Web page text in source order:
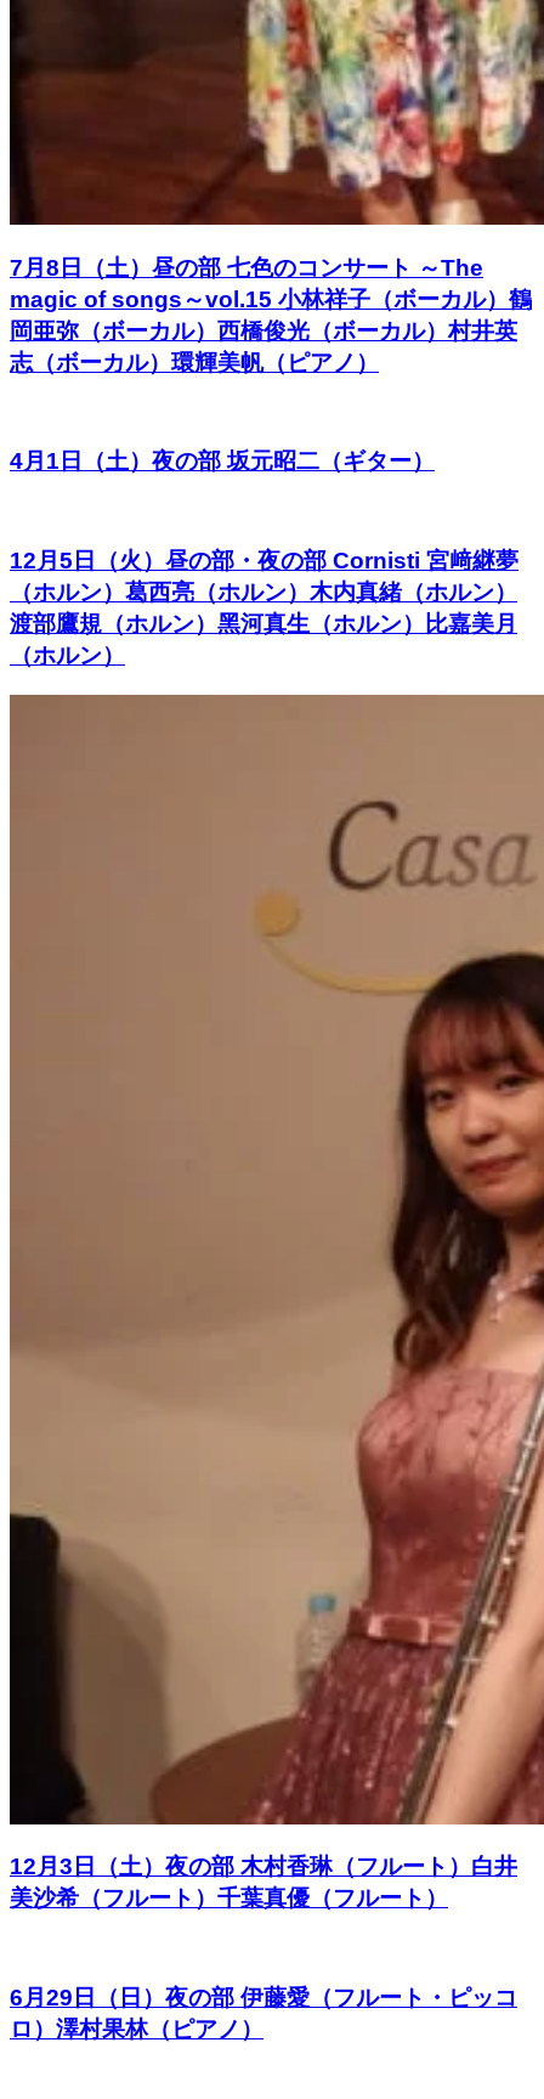
7月8日（土）昼の部 七色のコンサート ～The
magic of songs～vol.15 小林祥子（ボーカル）鶴
岡亜弥（ボーカル）西橋俊光（ボーカル）村井英
志（ボーカル）環輝美帆（ピアノ）
4月1日（土）夜の部 坂元昭二（ギター）
12月5日（火）昼の部・夜の部 Cornisti 宮﨑継夢
（ホルン）葛西亮（ホルン）木内真緒（ホルン）
渡部鷹規（ホルン）黑河真生（ホルン）比嘉美月
（ホルン）
12月3日（土）夜の部 木村香琳（フルート）白井
美沙希（フルート）千葉真優（フルート）
6月29日（日）夜の部 伊藤愛（フルート・ピッコ
ロ）澤村果林（ピアノ）